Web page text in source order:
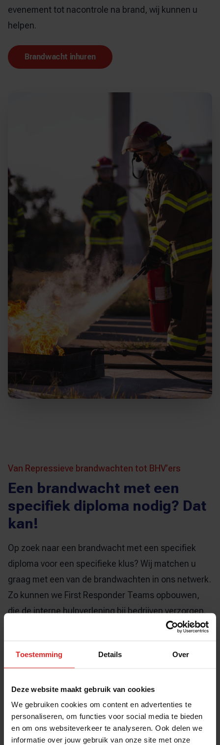
Toestemming Details Over
Deze website maakt gebruik van cookies
We gebruiken cookies om content en advertenties te
personaliseren, om functies voor social media te bieden
en om ons websiteverkeer te analyseren. Ook delen we
informatie over jouw gebruik van onze site met onze
evenement tot nacontrole na brand , wij kunnen u
helpen.
Brandwacht inhuren
Van Repressieve brandwachten tot BHV’ers
Een brandwacht met een
specifiek diploma nodig? Dat
kan!
Op zoek naar een brandwacht met een specifiek
diploma voor een specifieke klus? Wij matchen u
graag met een van de brandwachten in ons netwerk.
Zo kunnen we First Responder Teams opbouwen,
die de interne hulpverlening bij bedrijven verzorgen.
Bij brand, (medische) hulpverlening of evacuatie
(brandwachten die nu nog actief zijn bij de
hulpdiensten er zijn. Ook kunt u bij ons terecht voor
onder meerBHV’ers, gasmeetdeskundigen.
Vraag offerte aan